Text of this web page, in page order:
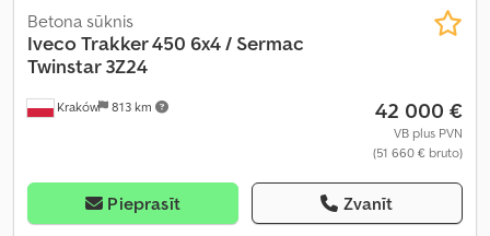
Kraków 813 km
Betona sūknis
IvecoTrakker 450 6x4 / Sermac
Twinstar 3Z24
42 000 €
VB plus PVN
(51 660 € bruto)
Pieprasīt Zvanīt